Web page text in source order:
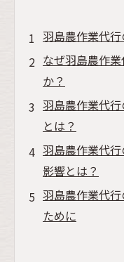
羽島農作業代
なぜ羽島農作
か？
羽島農作業代
とは？
羽島農作業代
影響とは？
羽島農作業代
ために